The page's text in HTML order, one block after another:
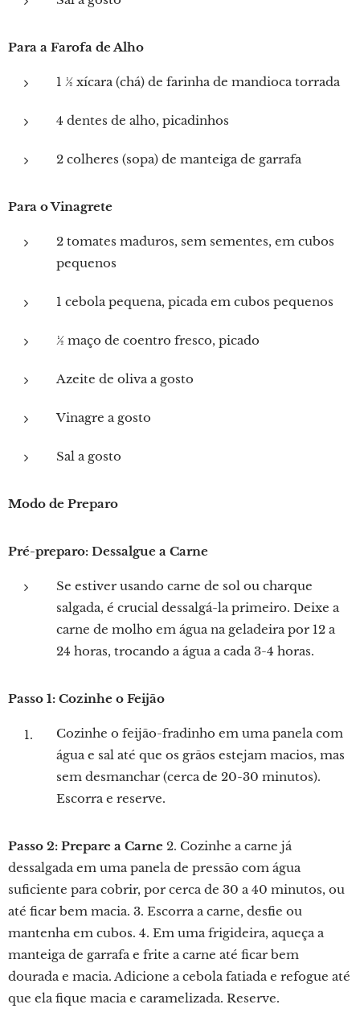
Para a Farofa de Alho
1 ½ xícara (chá) de farinha de mandioca torrada
4 dentes de alho, picadinhos
2 colheres (sopa) de manteiga de garrafa
Para o Vinagrete
2 tomates maduros, sem sementes, em cubos
pequenos
1 cebola pequena, picada em cubos pequenos
½ maço de coentro fresco, picado
Azeite de oliva a gosto
Vinagre a gosto
Sal a gosto
Modo de Preparo
Pré-preparo: Dessalgue a Carne
Se estiver usando carne de sol ou charque
salgada, é crucial dessalgá-la primeiro. Deixe a
carne de molho em água na geladeira por 12 a
24 horas, trocando a água a cada 3-4 horas.
Passo 1: Cozinhe o Feijão
Cozinhe o feijão-fradinho em uma panela com
água e sal até que os grãos estejam macios, mas
sem desmanchar (cerca de 20-30 minutos).
Escorra e reserve.
Passo 2: Prepare a Carne 2. Cozinhe a carne já
dessalgada em uma panela de pressão com água
suficiente para cobrir, por cerca de 30 a 40 minutos, ou
até ficar bem macia. 3. Escorra a carne, desfie ou
mantenha em cubos. 4. Em uma frigideira, aqueça a
manteiga de garrafa e frite a carne até ficar bem
dourada e macia. Adicione a cebola fatiada e refogue até
que ela fique macia e caramelizada. Reserve.